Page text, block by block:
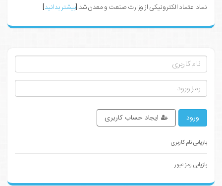
نماد اعتماد الکترونیکی از وزارت صنعت و معدن شد.[بیشتر بدانید]
ورود ایجاد حساب کاربری
بازیابی نام کاربری
بازیابی رمز عبور